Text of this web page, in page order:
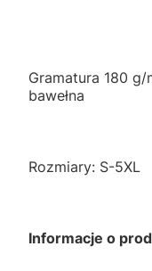
Gramatura 180 g/
bawełna
Rozmiary: S-5XL
Informacje o